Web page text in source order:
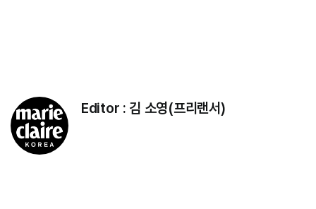
Editor : 김 소영(프리랜서)